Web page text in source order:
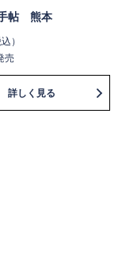
帖 熊本
）
売
詳しく見る